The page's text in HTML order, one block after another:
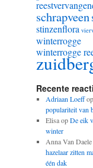
schrapveen
stinzenflora
winterrogge
winterrogge
Recente
Adriaan Loeffop
populariteit van
Elisa opDe eik
winter
Anna Van
hazelaar zitten
één dak